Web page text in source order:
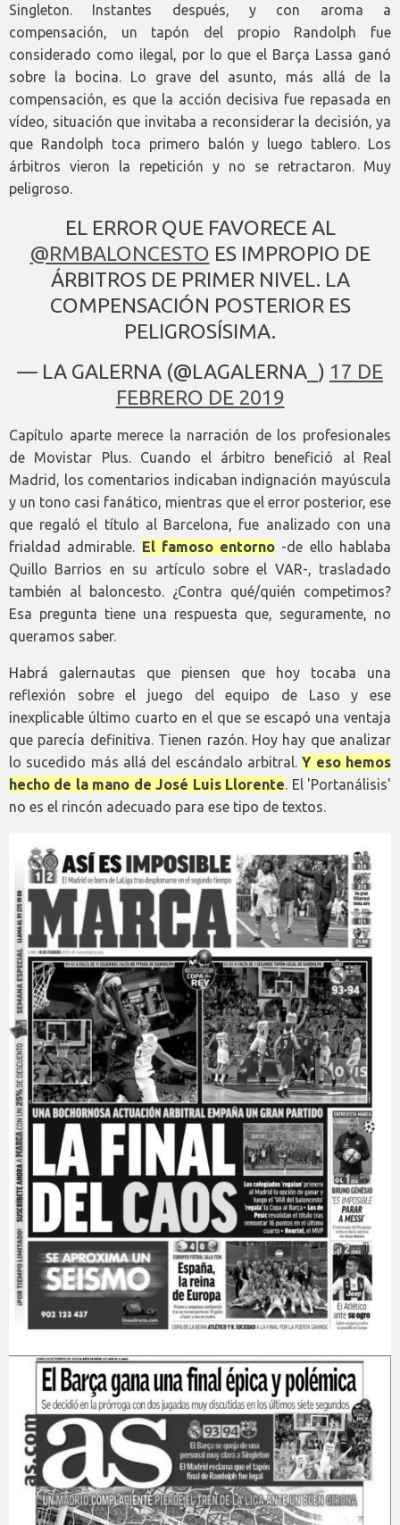
Singleton. Instantes después, y con aroma a
compensación, un tapón del propio Randolph fue
considerado como ilegal, por lo que el Barça Lassa ganó
sobre la bocina. Lo grave del asunto, más allá de la
compensación, es que la acción decisiva fue repasada en
vídeo, situación que invitaba a reconsiderar la decisión, ya
que Randolph toca primero balón y luego tablero. Los
árbitros vieron la repetición y no se retractaron. Muy
peligroso.
EL ERROR QUE FAVORECE AL
@RMBALONCESTO ES IMPROPIO DE
ÁRBITROS DE PRIMER NIVEL. LA
COMPENSACIÓN POSTERIOR ES
PELIGROSÍSIMA.
— LA GALERNA (@LAGALERNA_) 17 DE
FEBRERO DE 2019
Capítulo aparte merece la narración de los profesionales
de Movistar Plus. Cuando el árbitro benefició al Real
Madrid, los comentarios indicaban indignación mayúscula
y un tono casi fanático, mientras que el error posterior, ese
que regaló el título al Barcelona, fue analizado con una
frialdad admirable. El famoso entorno -de ello hablaba
Quillo Barrios en su artículo sobre el VAR-, trasladado
también al baloncesto. ¿Contra qué/quién competimos?
Esa pregunta tiene una respuesta que, seguramente, no
queramos saber.
Habrá galernautas que piensen que hoy tocaba una
reflexión sobre el juego del equipo de Laso y ese
inexplicable último cuarto en el que se escapó una ventaja
que parecía definitiva. Tienen razón. Hoy hay que analizar
lo sucedido más allá del escándalo arbitral.Y eso hemos
hecho de la mano de José Luis Llorente. El 'Portanálisis'
no es el rincón adecuado para ese tipo de textos.